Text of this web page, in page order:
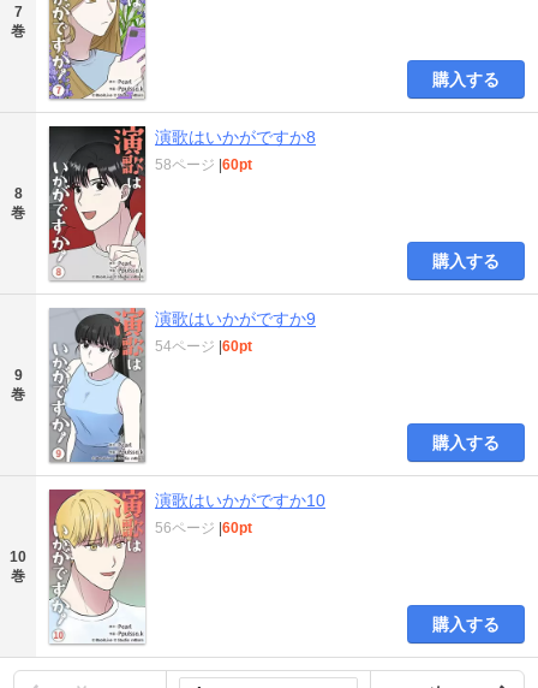
7
巻
購入する
8
巻
演歌はいかがですか8
58ページ |60pt
購入する
9
巻
演歌はいかがですか9
54ページ |60pt
購入する
10
巻
演歌はいかがですか10
56ページ |60pt
購入する